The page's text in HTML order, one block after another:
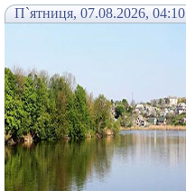
П`ятниця, 07.08.2026, 04:10